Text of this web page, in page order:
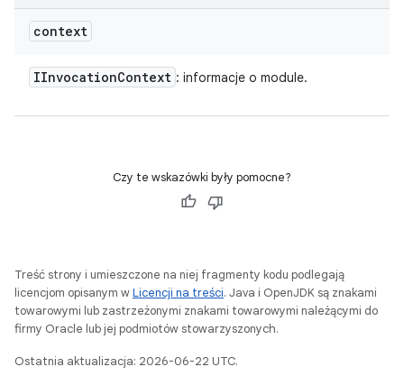
context
IInvocationContext : informacje o module.
Czy te wskazówki były pomocne?
Treść strony i umieszczone na niej fragmenty kodu podlegają
licencjom opisanym wLicencji na treści. Java i OpenJDK są znakami
towarowymi lub zastrzeżonymi znakami towarowymi należącymi do
firmy Oracle lub jej podmiotów stowarzyszonych.
Ostatnia aktualizacja: 2026-06-22 UTC.